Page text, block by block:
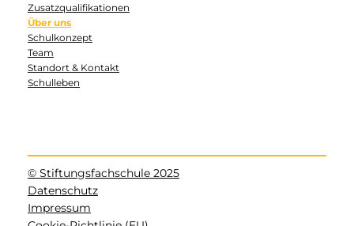
Zusatzqualifikationen
Über uns
Schulkonzept
Team
Standort & Kontakt
Schulleben
© Stiftungsfachschule 2025
Datenschutz
Impressum